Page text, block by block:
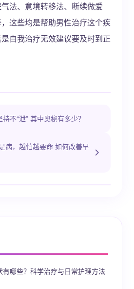
法、意境转移法、断续做爱
这些均是帮助男性治疗这个疾
自我治疗无效建议要及时到正
持不“泄” 其中奥秘有多少？
病，越怕越要命 如何改善早
哪些？科学治疗与日常护理方法